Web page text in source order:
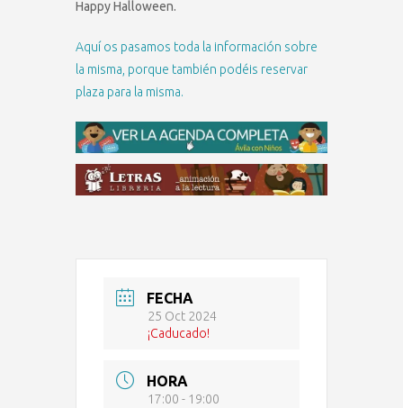
Happy Halloween.
Aquí os pasamos toda la información sobre
la misma, porque también podéis reservar
plaza para la misma.
FECHA
25 Oct 2024
¡Caducado!
HORA
17:00 - 19:00